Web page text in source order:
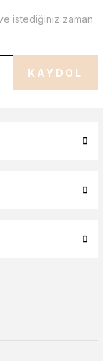
istediğiniz zaman
KAYDOL